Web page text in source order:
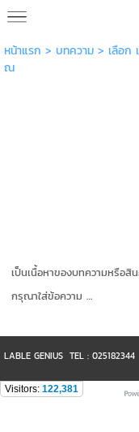
หน้าแรก > บทความ> เลือก
ณ
เป็นเนื้อหาของบทความหรือสิ
กรุณาใส่ข้อความ …
LABLE GENIUS TEL : 025182344
Visitors: 122,381